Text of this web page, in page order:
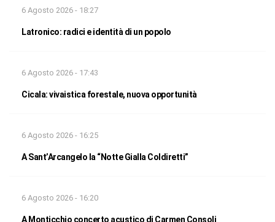
6 Agosto 2026 - 18:27
Latronico: radici e identità di un popolo
6 Agosto 2026 - 17:43
Cicala: vivaistica forestale, nuova opportunità
6 Agosto 2026 - 16:25
A Sant’Arcangelo la “Notte Gialla Coldiretti”
6 Agosto 2026 - 16:20
A Monticchio concerto acustico di Carmen Consoli